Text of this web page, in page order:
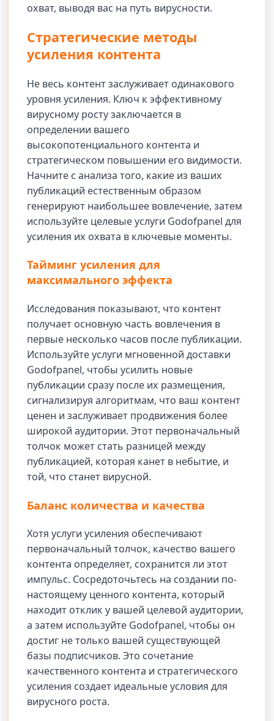
охват, выводя вас на путь вирусности.
Стратегические методы
усиления контента
Не весь контент заслуживает одинакового
уровня усиления. Ключ к эффективному
вирусному росту заключается в
определении вашего
высокопотенциального контента и
стратегическом повышении его видимости.
Начните с анализа того, какие из ваших
публикаций естественным образом
генерируют наибольшее вовлечение, затем
используйте целевые услуги Godofpanel для
усиления их охвата в ключевые моменты.
Тайминг усиления для
максимального эффекта
Исследования показывают, что контент
получает основную часть вовлечения в
первые несколько часов после публикации.
Используйте услуги мгновенной доставки
Godofpanel, чтобы усилить новые
публикации сразу после их размещения,
сигнализируя алгоритмам, что ваш контент
ценен и заслуживает продвижения более
широкой аудитории. Этот первоначальный
толчок может стать разницей между
публикацией, которая канет в небытие, и
той, что станет вирусной.
Баланс количества и качества
Хотя услуги усиления обеспечивают
первоначальный толчок, качество вашего
контента определяет, сохранится ли этот
импульс. Сосредоточьтесь на создании по-
настоящему ценного контента, который
находит отклик у вашей целевой аудитории,
а затем используйте Godofpanel, чтобы он
достиг не только вашей существующей
базы подписчиков. Это сочетание
качественного контента и стратегического
усиления создает идеальные условия для
вирусного роста.